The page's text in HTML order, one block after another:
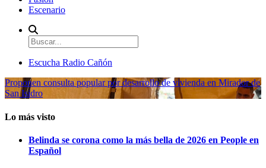
Escenario
Escucha Radio Cañón
Proponen consulta popular por desarrollo de vivienda en Mirador de
San Isidro
Lo más visto
Belinda se corona como la más bella de 2026 en People en
Español